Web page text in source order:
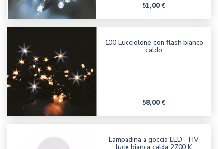
Prezzo
51,00 €
100 Lucciolone con flash bianco
caldo
Prezzo
58,00 €
Lampadina a goccia LED - HV
luce bianca calda 2700 K